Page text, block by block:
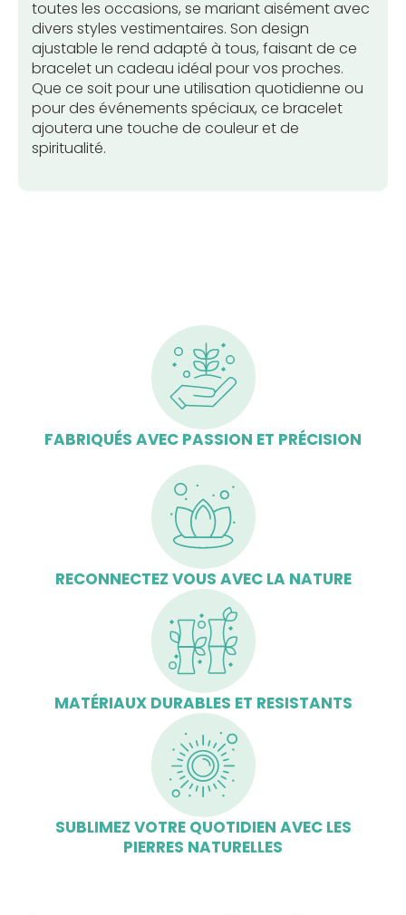
toutes les occasions, se mariant aisément avec
divers styles vestimentaires. Son design
ajustable le rend adapté à tous, faisant de ce
bracelet un cadeau idéal pour vos proches.
Que ce soit pour une utilisation quotidienne ou
pour des événements spéciaux, ce bracelet
ajoutera une touche de couleur et de
spiritualité.
FABRIQUÉS AVEC PASSION ET PRÉCISION
RECONNECTEZ VOUS AVEC LA NATURE
MATÉRIAUX DURABLES ET RESISTANTS
SUBLIMEZ VOTRE QUOTIDIEN AVEC LES
PIERRES NATURELLES